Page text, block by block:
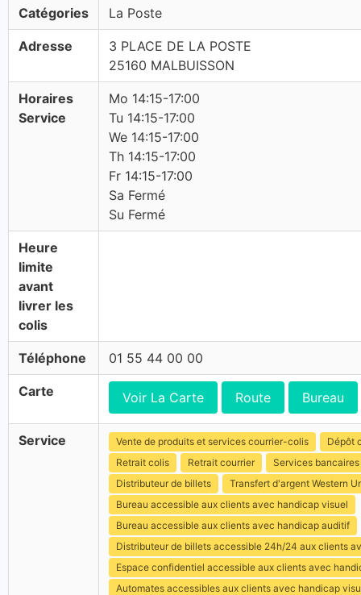
Catégories La Poste
Adresse
3 PLACE DE LA POSTE
25160 MALBUISSON
Horaires
Service
Mo 14:15-17:00
Tu 14:15-17:00
We 14:15-17:00
Th 14:15-17:00
Fr 14:15-17:00
Sa Fermé
Su Fermé
Heure
limite
avant
livrer les
colis
Téléphone 01 55 44 00 00
Carte Voir La Carte Route Bureau
Service Vente de produits et services courrier-colis
Dépôt
Retrait colis
Retrait courrier
Services bancaires
Distributeur de billets
Transfert d'argent Western
Bureau accessible aux clients avec handicap visuel
Bureau accessible aux clients avec handicap auditif
Distributeur de billets accessible 24h/24 aux clients
Espace confidentiel accessible aux clients avec
Automates accessibles aux clients avec handicap